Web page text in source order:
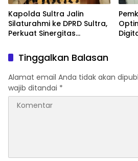
Kapolda Sultra Jalin
Silaturahmi ke DPRD Sultra,
Perkuat Sinergitas
Kemajuan Daerah
Tinggalkan Balasan
Alamat email Anda tidak akan
wajib ditandai *